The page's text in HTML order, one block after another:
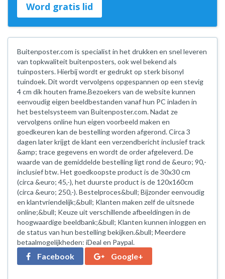
Word gratis lid
Buitenposter.com is specialist in het drukken en snel leveren
van topkwaliteit buitenposters, ook wel bekend als
tuinposters. Hierbij wordt er gedrukt op sterk bisonyl
tuindoek. Dit wordt vervolgens opgespannen op een stevig
4 cm dik houten frame.Bezoekers van de website kunnen
eenvoudig eigen beeldbestanden vanaf hun PC inladen in
het bestelsysteem van Buitenposter.com. Nadat ze
vervolgens online hun eigen voorbeeld maken en
goedkeuren kan de bestelling worden afgerond. Circa 3
dagen later krijgt de klant een verzendbericht inclusief track
&amp; trace gegevens en wordt de order afgeleverd. De
waarde van de gemiddelde bestelling ligt rond de &euro; 90,-
inclusief btw. Het goedkoopste product is de 30x30 cm
(circa &euro; 45,-), het duurste product is de 120x160cm
(circa &euro; 250,-). Bestelproces&bull; Bijzonder eenvoudig
en klantvriendelijk;&bull; Klanten maken zelf de uitsnede
online;&bull; Keuze uit verschillende afbeeldingen in de
hoogwaardige beeldbank;&bull; Klanten kunnen inloggen en
de status van hun bestelling bekijken.&bull; Meerdere
betaalmogelijkheden: iDeal en Paypal.
Facebook Google+